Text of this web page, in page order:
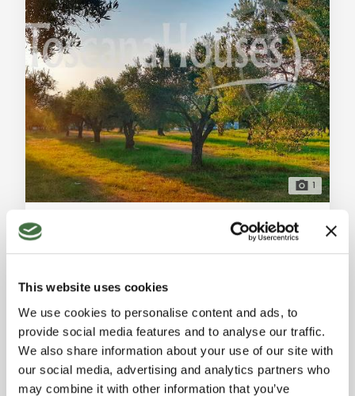
This website uses cookies
We use cookies to personalise content and ads, to
provide social media features and to analyse our traffic.
We also share information about your use of our site with
our social media, advertising and analytics partners who
may combine it with other information that you’ve
1
fascino di un tipico casolare toscano con l'eleganza di
una villa moderna. Dopo un'ampia ristrutturazione,
questa residenza unica presenta un armonioso mix di
caratteristiche architettoniche tradizionali e elementi
di design contemporanei, offrendo un rifugio
esclusivo nel cuore della Toscana. Internamente, la
villa dispone di un ampio e accoglien
RUSTICO / CASALE
Riservato